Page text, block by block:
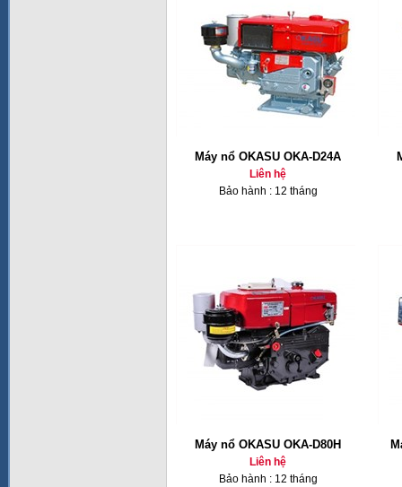
Máy nổ OKASU OKA-D24A
Liên hệ
Bảo hành : 12 tháng
Máy nổ OKASU OKA-D80H
Liên hệ
Bảo hành : 12 tháng